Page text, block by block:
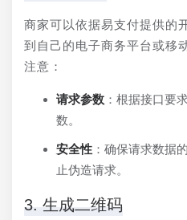
商家可以依据易支付提供的
到自己的电子商务平台或移
注意：
请求参数 ：根据接口要
数。
安全性 ：确保请求数据
止伪造请求。
3. 生成二维码